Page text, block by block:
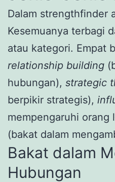
Dalam strengthfinder
Kesemuanya terbagi
atau kategori. Empat
relationship building
hubungan), strategic
berpikir strategis),
mempengaruhi orang
(bakat dalam
Bakat dalam
Hubungan